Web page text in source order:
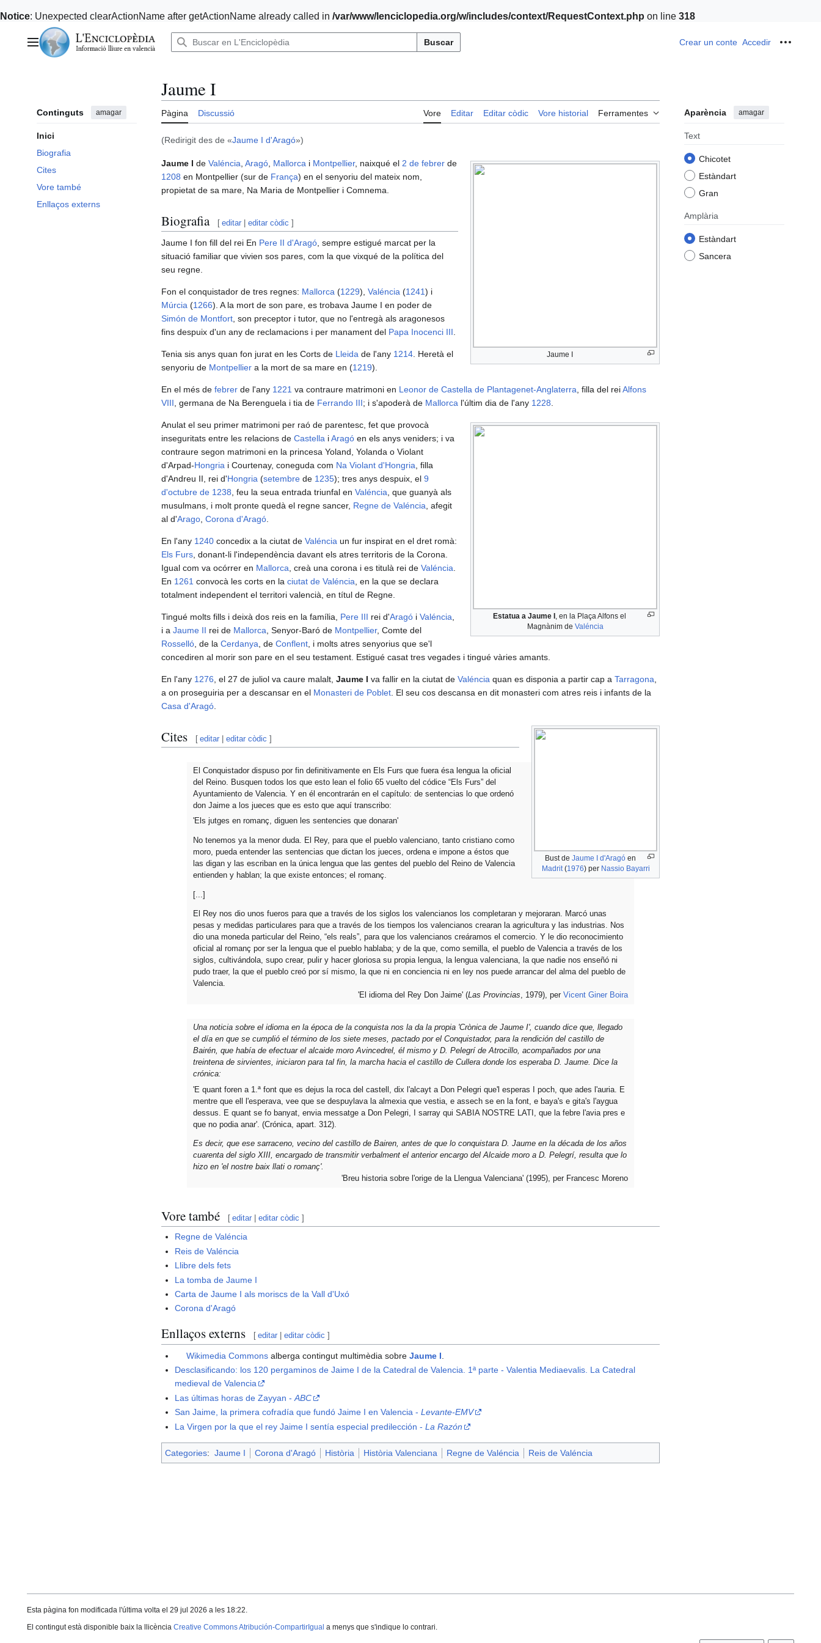
Notice: Unexpected clearActionName after getActionName already called in /var/www/lenciclopedia.org/w/includes/context/RequestContext.php on line 318
contingutMenú principal Buscar Crear un conte Accedir
Continguts amagar
Inici
Biografia
Cites
Vore també
Enllaços externs
Jaume I
Pàgina Discussió Vore Editar Editar còdic Vore historial Ferramentes Aparència amagar
Text
Chicotet
Estàndart
Gran
Amplària
Estàndart
Sancera
(Redirigit des de «Jaume I d'Aragó»)
Jaume I
Jaume I de Valéncia Aragó Mallorca i Montpellier, naixqué el 2 de febrer de
1208 en Montpellier (sur de França) en el senyoriu del mateix nom,
propietat de sa mare, Na Maria de Montpellier i Comnema.
Biografia [ editar |editar còdic ]
Jaume I fon fill del rei En Pere II d'Aragó , sempre estigué marcat per la
situació familiar que vivien sos pares, com la que vixqué de la política del
seu regne.
Fon el conquistador de tres regnes: Mallorca (1229), Valéncia (1241) i
Múrcia (1266). A la mort de son pare, es trobava Jaume I en poder de
Simón de Montfort , son preceptor i tutor, que no l'entregà als aragonesos
fins despuix d'un any de reclamacions i per manament del Papa Inocenci III
Tenia sis anys quan fon jurat en les Corts de Lleida de l'any 1214 . Heretà el
senyoriu de Montpellier a la mort de sa mare en (1219).
En el més de febrer de l'any 1221 va contraure matrimoni en Leonor de Castella de Plantagenet-Anglaterra , filla del reiAlfons
VIII , germana de Na Berenguela i tia de Ferrando III; i s'apoderà de Mallorca l'últim dia de l'any 1228
Estatua a Jaume I , en la Plaça Alfons el
Magnànim de Valéncia
Anulat el seu primer matrimoni per raó de parentesc, fet que provocà
inseguritats entre les relacions de Castella iAragó en els anys veniders; i va
contraure segon matrimoni en la princesa Yoland, Yolanda o Violant
d'Arpad-Hongria i Courtenay, coneguda com Na Violant d'Hongria , filla
d'Andreu II, rei d'Hongria (setembre de 1235); tres anys despuix, el 9
d'octubre de 1238 , feu la seua entrada triunfal en Valéncia , que guanyà als
musulmans, i molt pronte quedà el regne sancer, Regne de Valéncia , afegit
al d'Arago Corona d'Aragó
En l'any 1240 concedix a la ciutat de Valéncia un fur inspirat en el dret romà:
Els Furs , donant-li l'independència davant els atres territoris de la Corona.
Igual com va ocórrer en Mallorca , creà una corona i es titulà rei de Valéncia
En 1261 convocà les corts en la ciutat de Valéncia , en la que se declara
totalment independent el territori valencià, en títul de Regne.
Tingué molts fills i deixà dos reis en la família, Pere III rei d'Aragó i Valéncia
i a Jaume II rei de Mallorca , Senyor-Baró de Montpellier, Comte del
Rosselló , de la Cerdanya , de Conflent , i molts atres senyorius que se'l
concediren al morir son pare en el seu testament. Estigué casat tres vegades i tingué vàries amants.
En l'any 1276 , el 27 de juliol va caure malalt, Jaume I va fallir en la ciutat de Valéncia quan es disponia a partir cap a Tarragona
a on proseguiria per a descansar en el Monasteri de Poblet . El seu cos descansa en dit monasteri com atres reis i infants de la
Casa d'Aragó
Bust de Jaume I d'Aragóen
Madrit(1976) per Nassio Bayarri
Cites [ editar |editar còdic ]
El Conquistador dispuso por fin definitivamente en Els Furs que fuera ésa lengua la oficial
del Reino. Busquen todos los que esto lean el folio 65 vuelto del códice “Els Furs” del
Ayuntamiento de Valencia. Y en él encontrarán en el capítulo: de sentencias lo que ordenó
don Jaime a los jueces que es esto que aquí transcribo:
'Els jutges en romanç, diguen les sentencies que donaran'
No tenemos ya la menor duda. El Rey, para que el pueblo valenciano, tanto cristiano como
moro, pueda entender las sentencias que dictan los jueces, ordena e impone a éstos que
las digan y las escriban en la única lengua que las gentes del pueblo del Reino de Valencia
entienden y hablan; la que existe entonces; el romanç.
[...]
El Rey nos dio unos fueros para que a través de los siglos los valencianos los completaran y mejoraran. Marcó unas
pesas y medidas particulares para que a través de los tiempos los valencianos crearan la agricultura y las industrias. Nos
dio una moneda particular del Reino, “els reals”, para que los valencianos creáramos el comercio. Y le dio reconocimiento
oficial al romanç por ser la lengua que el pueblo hablaba; y de la que, como semilla, el pueblo de Valencia a través de los
siglos, cultivándola, supo crear, pulir y hacer gloriosa su propia lengua, la lengua valenciana, la que nadie nos enseñó ni
pudo traer, la que el pueblo creó por sí mismo, la que ni en conciencia ni en ley nos puede arrancar del alma del pueblo de
Valencia.
'El idioma del Rey Don Jaime' (Las Provincias, 1979), per Vicent Giner Boira
Una noticia sobre el idioma en la época de la conquista nos la da la propia 'Crònica de Jaume I', cuando dice que, llegado
el día en que se cumplió el término de los siete meses, pactado por el Conquistador, para la rendición del castillo de
Bairén, que había de efectuar el alcaide moro Avincedrel, él mismo y D. Pelegrí de Atrocillo, acompañados por una
treintena de sirvientes, iniciaron para tal fin, la marcha hacia el castillo de Cullera donde los esperaba D. Jaume. Dice la
crónica:
'E quant foren a 1.ª font que es dejus la roca del castell, dix l'alcayt a Don Pelegri que'l esperas I poch, que ades l'auria. E
mentre que ell l'esperava, vee que se despuylava la almexia que vestia, e assech se en la font, e baya's e gita's l'aygua
dessus. E quant se fo banyat, envia messatge a Don Pelegri, I sarray qui SABIA NOSTRE LATI, que la febre l'avia pres e
que no podia anar'. (Crónica, apart. 312).
Es decir, que ese sarraceno, vecino del castillo de Bairen, antes de que lo conquistara D. Jaume en la década de los años
cuarenta del siglo XIII, encargado de transmitir verbalment el anterior encargo del Alcaide moro a D. Pelegrí, resulta que lo
hizo en 'el nostre baix llati o romanç'.
'Breu historia sobre l'orige de la Llengua Valenciana' (1995), per Francesc Moreno
Vore també [ editar |editar còdic ]
Regne de Valéncia
Reis de Valéncia
Llibre dels fets
La tomba de Jaume I
Carta de Jaume I als moriscs de la Vall d'Uxó
Corona d'Aragó
Enllaços externs [ editar |editar còdic ]
Wikimedia Commons alberga contingut multimèdia sobreJaume I
Desclasificando: los 120 pergaminos de Jaime I de la Catedral de Valencia. 1ª parte - Valentia Mediaevalis. La Catedral
medieval de Valencia
Las últimas horas de Zayyan -ABC
San Jaime, la primera cofradía que fundó Jaime I en Valencia -Levante-EMV
La Virgen por la que el rey Jaime I sentía especial predilección -La Razón
Categories: Jaume I Corona d'Aragó Història Història Valenciana Regne de Valéncia Reis de Valéncia
Esta pàgina fon modificada l'última volta el 29 jul 2026 a les 18:22.
El contingut està disponible baix la llicència Creative Commons Atribución-CompartirIgual a menys que s'indique lo contrari.